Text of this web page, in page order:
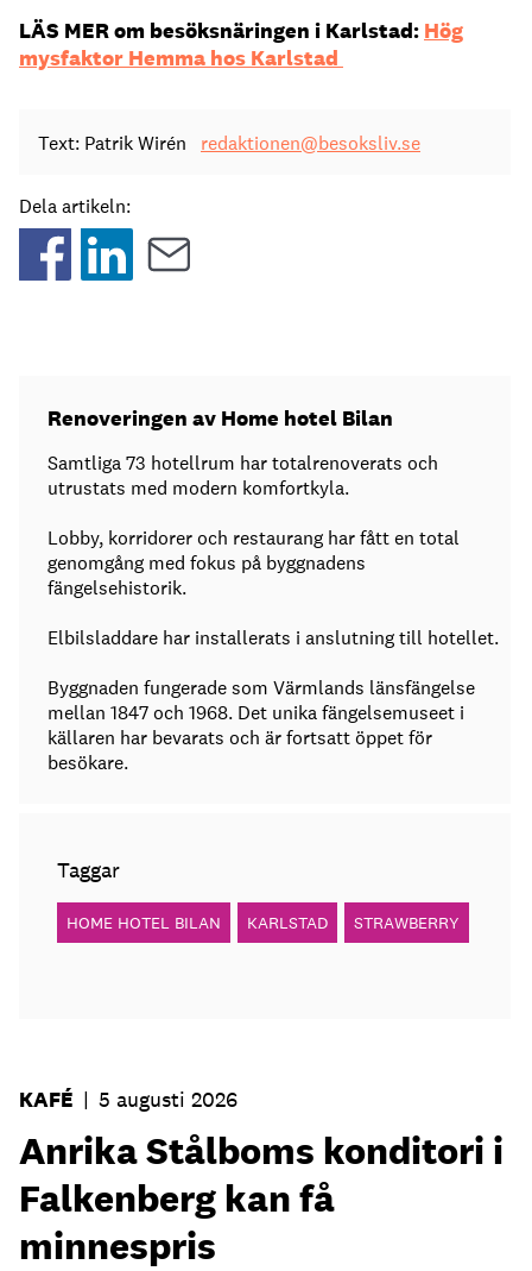
LÄS MER om besöksnäringen i Karlstad: Hög
mysfaktor Hemma hos Karlstad
Text: Patrik Wirén redaktionen@besoksliv.se
Dela artikeln:
Renoveringen av Home hotel Bilan
Samtliga 73 hotellrum har totalrenoverats och
utrustats med modern komfortkyla.
Lobby, korridorer och restaurang har fått en total
genomgång med fokus på byggnadens
fängelsehistorik.
Elbilsladdare har installerats i anslutning till hotellet.
Byggnaden fungerade som Värmlands länsfängelse
mellan 1847 och 1968. Det unika fängelsemuseet i
källaren har bevarats och är fortsatt öppet för
besökare.
Taggar
HOME HOTEL BILAN KARLSTAD STRAWBERRY
KAFÉ | 5 augusti 2026
Anrika Stålboms konditori i
Falkenberg kan få
minnespris